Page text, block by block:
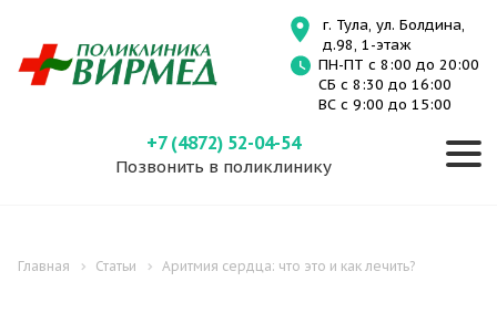
г. Тула, ул. Болдина,
д.98, 1-этаж
ПН-ПТ с 8:00 до 20:00
СБ с 8:30 до 16:00
ВС с 9:00 до 15:00
+7 (4872) 52-04-54
Позвонить в поликлинику
Главная Статьи Аритмия сердца: что это и как лечить?